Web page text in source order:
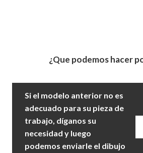
¿Que podemos hacer
Si el modelo anterior no es
adecuado para su pieza de
trabajo, díganos su
necesidad y luego
podemos enviarle el dibujo